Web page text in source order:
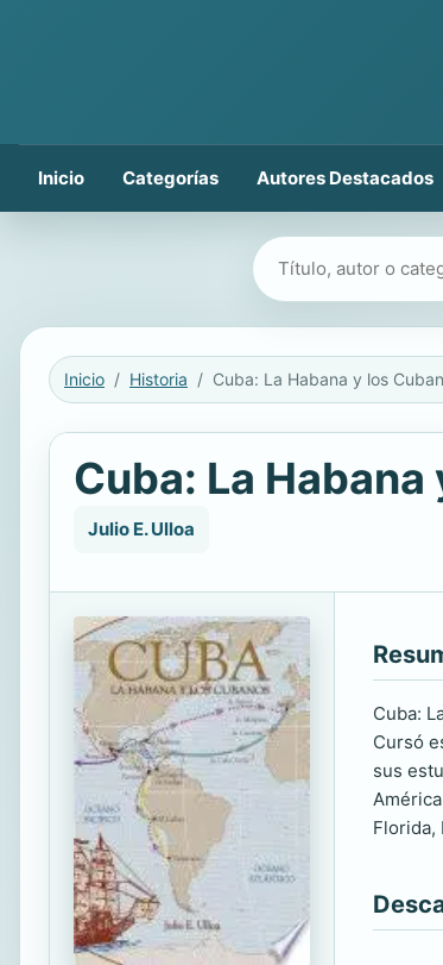
Inicio Categorías Autores Destacados
Buscar libros
Inicio Historia
Cuba: La
Julio E. Ulloa
Cuba:
Cursó
sus
Florida,